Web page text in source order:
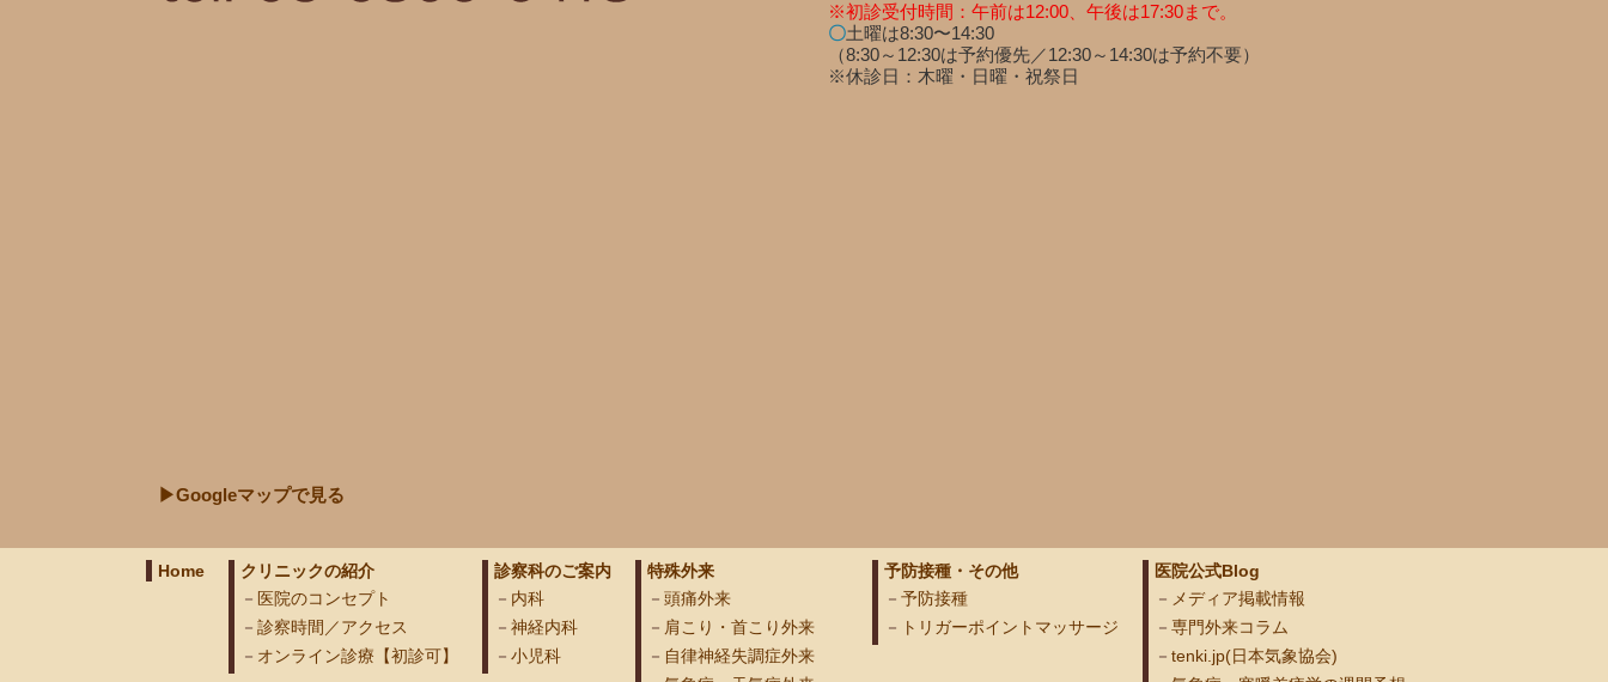
※初診受付時間：午前は12:00、午後は17:30まで。
〇土曜は8:30〜14:30
（8:30～12:30は予約優先／12:30～14:30は予約不要）
※休診日：木曜・日曜・祝祭日
▶Googleマップで見る
Home
クリニックの紹介
医院のコンセプト
診察時間／アクセス
オンライン診療【初診可】
診察科のご案内
内科
神経内科
小児科
特殊外来
頭痛外来
肩こり・首こり外来
自律神経失調症外来
予防接種・その他
予防接種
トリガーポイントマッサージ
医院公式Blog
メディア掲載情報
専門外来コラム
tenki.jp(日本気象協会)